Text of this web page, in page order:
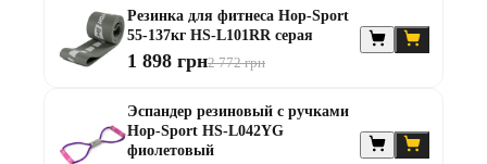
Грифи олімпійські
Тренувальні лавки
Стійки для грифів та дисків
Стійки для жиму лежачи
Штанги с гантелями и лавками
Диски та набори
Резинка для фитнеса Hop-Sport
55-137кг HS-L101RR серая
1 898 грн2 772 грн
Эспандер резиновый с ручками
Hop-Sport HS-L042YG
фиолетовый